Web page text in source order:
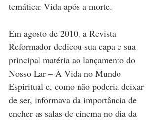
temática: Vida após a morte.
Em agosto de 2010, a Revista
Reformador dedicou sua capa e sua
principal matéria ao lançamento do
Nosso Lar – A Vida no Mundo
Espiritual e, como não poderia deixar
de ser, informava da importância de
encher as salas de cinema no dia da